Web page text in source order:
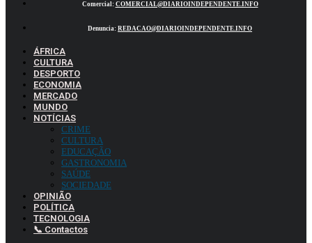
Comercial: COMERCIAL@DIARIOINDEPENDENTE.INFO
Denuncia: REDACAO@DIARIOINDEPENDENTE.INFO
ÁFRICA
CULTURA
DESPORTO
ECONOMIA
MERCADO
MUNDO
NOTÍCIAS
CRIME
CULTURA
EDUCAÇÃO
GASTRONOMIA
SAÚDE
SOCIEDADE
OPINIÃO
POLÍTICA
TECNOLOGIA
📞 Contactos